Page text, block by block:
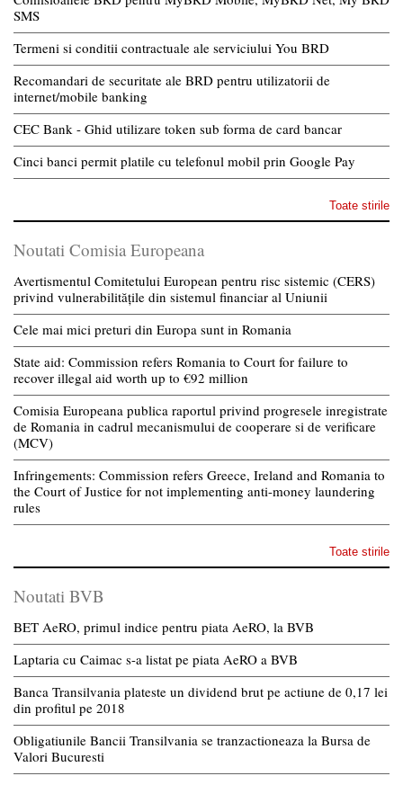
SMS
Termeni si conditii contractuale ale serviciului You BRD
Recomandari de securitate ale BRD pentru utilizatorii de
internet/mobile banking
CEC Bank - Ghid utilizare token sub forma de card bancar
Cinci banci permit platile cu telefonul mobil prin Google Pay
Toate stirile
Noutati Comisia Europeana
Avertismentul Comitetului European pentru risc sistemic (CERS)
privind vulnerabilitățile din sistemul financiar al Uniunii
Cele mai mici preturi din Europa sunt in Romania
State aid: Commission refers Romania to Court for failure to
recover illegal aid worth up to €92 million
Comisia Europeana publica raportul privind progresele inregistrate
de Romania in cadrul mecanismului de cooperare si de verificare
(MCV)
Infringements: Commission refers Greece, Ireland and Romania to
the Court of Justice for not implementing anti-money laundering
rules
Toate stirile
Noutati BVB
BET AeRO, primul indice pentru piata AeRO, la BVB
Laptaria cu Caimac s-a listat pe piata AeRO a BVB
Banca Transilvania plateste un dividend brut pe actiune de 0,17 lei
din profitul pe 2018
Obligatiunile Bancii Transilvania se tranzactioneaza la Bursa de
Valori Bucuresti